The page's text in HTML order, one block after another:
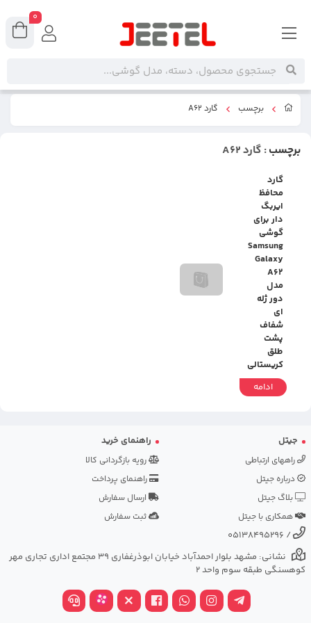
برچسب گارد A62
برچسب: گارد A62
گارد
محافظ
ایربگ
دار برای
گوشی
Samsung
Galaxy
A62
مدل
دور ژله
ای
شفاف
پشت
طلق
کریستالی
ادامه
جیتل
راههای ارتباطی
درباره جیتل
بلاگ جیتل
همکاری با جیتل
راهنمای خرید
رویه بازگردانی کالا
راهنمای پرداخت
ارسال سفارش
ثبت سفارش
/
05138495296
نشانی: مشهد بلوار احمدآباد خیابان ابوذرغفاری 39 مجتمع اداری تجاری مهر
کوهسنگی طبقه سوم واحد 2
0